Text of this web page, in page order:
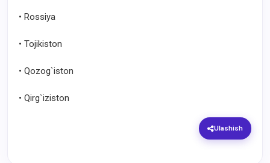
• Rossiya
• Tojikiston
• Qozog`iston
• Qirg`iziston
Ulashish